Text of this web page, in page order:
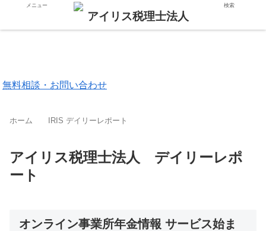
無料相談・お問い合わせ
ホーム IRIS デイリーレポート
アイリス税理士法人 デイリーレポ
ート
オンライン事業所年金情報 サービス始ま
メニュー 検索